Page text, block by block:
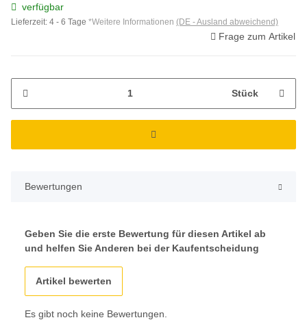
verfügbar
Lieferzeit: 4 - 6 Tage *Weitere Informationen (DE - Ausland abweichend)
Frage zum Artikel
Stück
Bewertungen
Geben Sie die erste Bewertung für diesen Artikel ab
und helfen Sie Anderen bei der Kaufentscheidung
Artikel bewerten
Es gibt noch keine Bewertungen.